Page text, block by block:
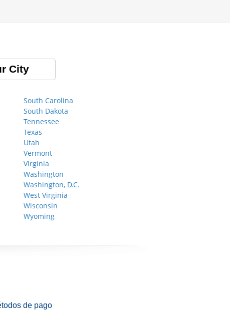
City
South Carolina
South Dakota
Tennessee
Texas
Utah
Vermont
Virginia
Washington
Washington, D.C.
West Virginia
Wisconsin
Wyoming
de pago